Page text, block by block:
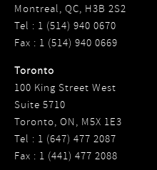
Montreal, QC, H3B 2S2
Tel : 1 (514) 940 0670
Fax : 1 (514) 940 0669
Toronto
100 King Street West
Suite 5710
Toronto, ON, M5X 1E3
Tel : 1 (647) 477 2087
Fax : 1 (441) 477 2088